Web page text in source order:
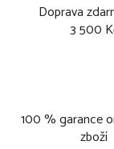
Doprava
3 500
100 % garance
zboží